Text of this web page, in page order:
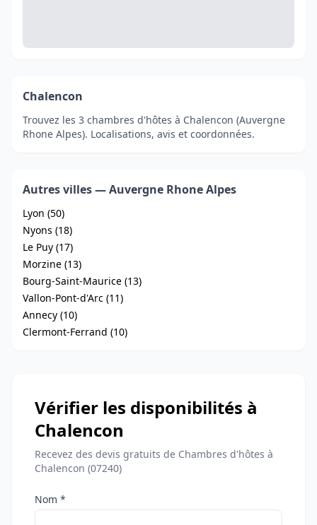
Chalencon
Trouvez les 3 chambres d'hôtes à Chalencon (Auvergne
Rhone Alpes). Localisations, avis et coordonnées.
Autres villes — Auvergne Rhone Alpes
Lyon (50)
Nyons (18)
Le Puy (17)
Morzine (13)
Bourg-Saint-Maurice (13)
Vallon-Pont-d'Arc (11)
Annecy (10)
Clermont-Ferrand (10)
Vérifier les disponibilités à
Chalencon
Recevez des devis gratuits de Chambres d'hôtes à
Chalencon (07240)
Nom *